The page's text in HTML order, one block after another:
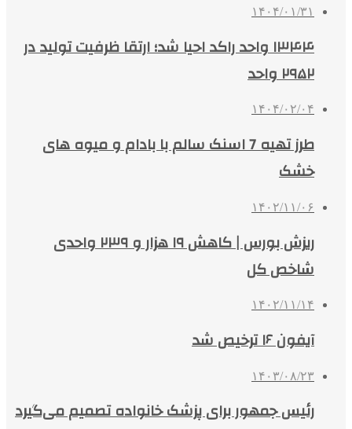
۱۴۰۴/۰۱/۳۱
۱۳۴۴ واحد راکد احیا شد؛ ارتقا ظرفیت تولید در
۲۹۵۲ واحد
۱۴۰۴/۰۲/۰۴
طرز تهیه 7 اسنک سالم با بادام و میوه های
خشک
۱۴۰۲/۱۱/۰۶
ریزش بورس | کاهش ۱۹ هزار و ۲۳۹ واحدی
شاخص کل
۱۴۰۲/۱۱/۱۴
آیفون ۱۶ ترخیص شد
۱۴۰۳/۰۸/۲۳
رئیس جمهور برای پزشک خانواده تصمیم می‌گیرد